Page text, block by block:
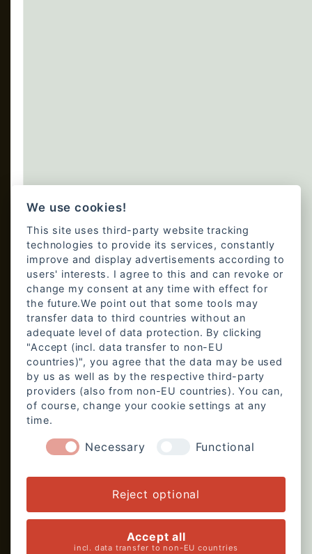
We use cookies!
This site uses third-party website tracking
technologies to provide its services, constantly
improve and display advertisements according to
users' interests. I agree to this and can revoke or
change my consent at any time with effect for
the future.We point out that some tools may
transfer data to third countries without an
adequate level of data protection. By clicking
"Accept (incl. data transfer to non-EU
countries)", you agree that the data may be used
by us as well as by the respective third-party
providers (also from non-EU countries). You can,
of course, change your cookie settings at any
time.
Necessary Functional
Reject optional
Accept all
incl. data transfer to non-EU countries